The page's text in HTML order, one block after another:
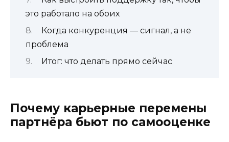
это работало на обоих
Когда конкуренция — сигнал, а не
проблема
Итог: что делать прямо сейчас
Почему карьерные перемены
партнёра бьют по самооценке